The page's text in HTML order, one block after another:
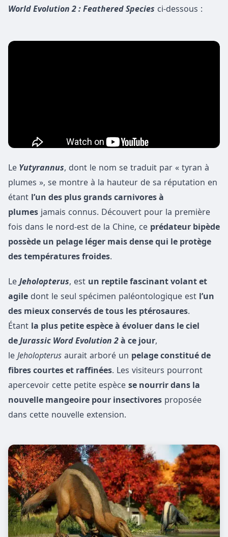
World Evolution 2 : Feathered Species ci-dessous :
Le Yutyrannus, dont le nom se traduit par « tyran à
plumes », se montre à la hauteur de sa réputation en
étant l’un des plus grands carnivores à
plumes jamais connus. Découvert pour la première
fois dans le nord-est de la Chine, ce prédateur bipède
possède un pelage léger mais dense qui le protège
des températures froides.
Le Jeholopterus, est un reptile fascinant volant et
agile dont le seul spécimen paléontologique est l’un
des mieux conservés de tous les ptérosaures.
Étant la plus petite espèce à évoluer dans le ciel
de Jurassic Word Evolution 2 à ce jour,
le Jeholopterus aurait arboré un pelage constitué de
fibres courtes et raffinées. Les visiteurs pourront
apercevoir cette petite espèce se nourrir dans la
nouvelle mangeoire pour insectivores proposée
dans cette nouvelle extension.